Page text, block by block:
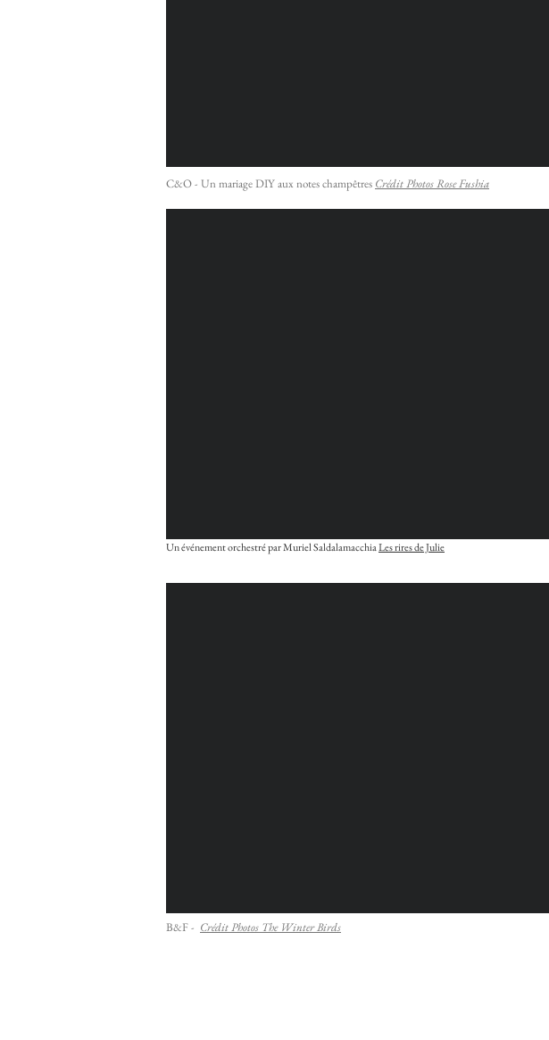
C&O - Un mariage DIY aux notes champêtres Crédit Photos Rose Fushia
Un événement orchestré par Muriel SaldalamacchiaLes rires de Julie
B&F - Crédit Photos The Winter Birds